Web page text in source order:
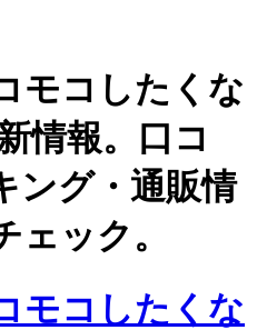
モコしたくな
情報。口コ
ング・通販情
ック。
モコしたくな